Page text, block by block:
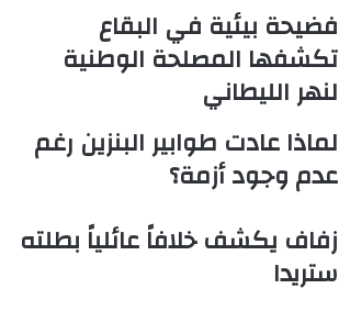
فضيحة بيئية في البقاع
تكشفها المصلحة الوطنية
لنهر الليطاني
لماذا عادت طوابير البنزين رغم
عدم وجود أزمة؟
زفاف يكشف خلافاً عائلياً بطلته
ستريدا